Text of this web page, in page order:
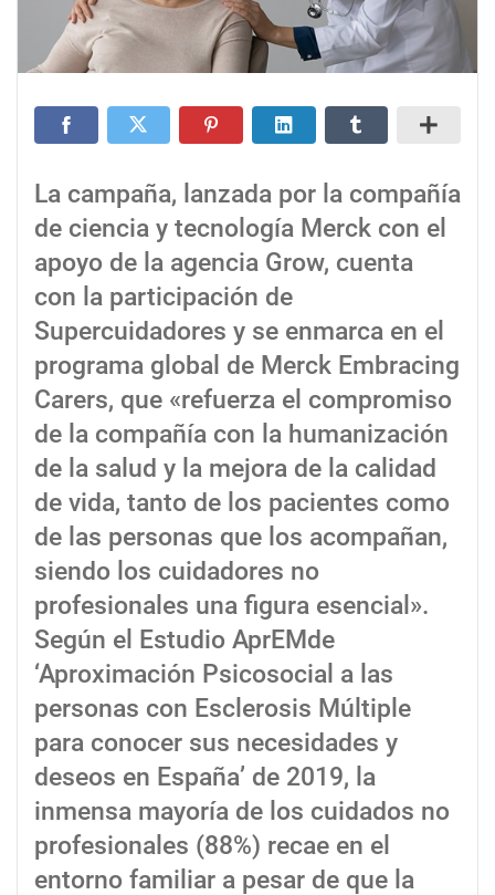
La campaña, lanzada por la compañía
de ciencia y tecnología Merck con el
apoyo de la agencia Grow, cuenta
con la participación de
Supercuidadores y se enmarca en el
programa global de Merck Embracing
Carers, que «refuerza el compromiso
de la compañía con la humanización
de la salud y la mejora de la calidad
de vida, tanto de los pacientes como
de las personas que los acompañan,
siendo los cuidadores no
profesionales una figura esencial».
Según el Estudio AprEMde
‘Aproximación Psicosocial a las
personas con Esclerosis Múltiple
para conocer sus necesidades y
deseos en España’ de 2019, la
inmensa mayoría de los cuidados no
profesionales (88%) recae en el
entorno familiar a pesar de que la